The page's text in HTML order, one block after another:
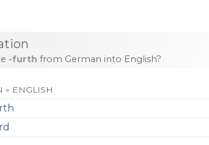
-furth from German into English?
» ENGLISH